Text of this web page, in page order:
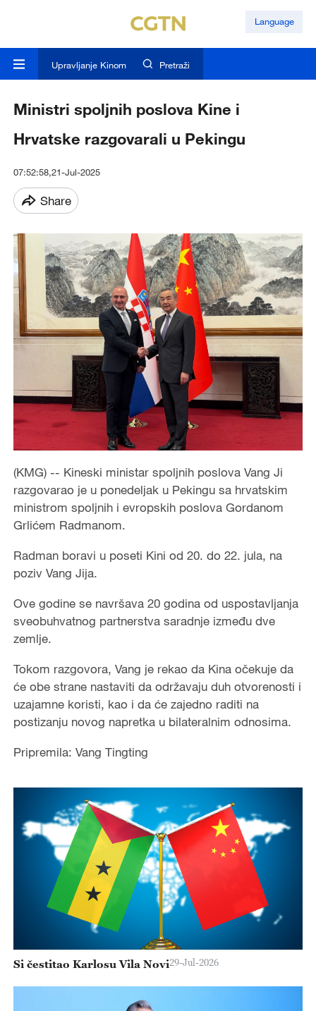
Language
Upravljanje Kinom Pretraži
Ministri spoljnih poslova Kine i
Hrvatske razgovarali u Pekingu
07:52:58,21-Jul-2025
Share
(KMG) -- Kineski ministar spoljnih poslova Vang Ji
razgovarao je u ponedeljak u Pekingu sa hrvatskim
ministrom spoljnih i evropskih poslova Gordanom
Grlićem Radmanom.
Radman boravi u poseti Kini od 20. do 22. jula, na
poziv Vang Jija.
Ove godine se navršava 20 godina od uspostavljanja
sveobuhvatnog partnerstva saradnje između dve
zemlje.
Tokom razgovora, Vang je rekao da Kina očekuje da
će obe strane nastaviti da održavaju duh otvorenosti i
uzajamne koristi, kao i da će zajedno raditi na
postizanju novog napretka u bilateralnim odnosima.
Pripremila: Vang Tingting
Si čestitao Karlosu Vila Novi29-Jul-2026